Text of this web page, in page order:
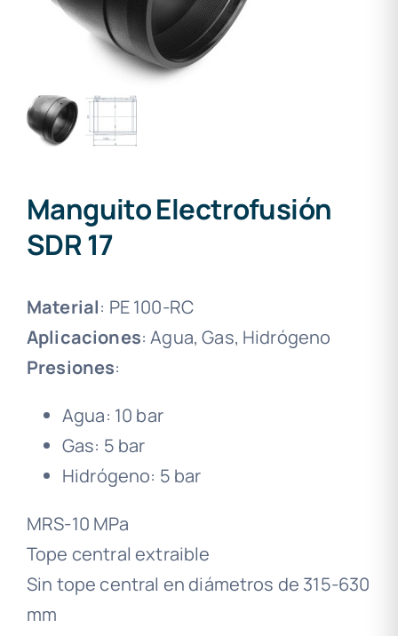
Manguito Electrofusión
SDR 17
Material: PE 100-RC
Aplicaciones: Agua, Gas, Hidrógeno
Presiones:
Agua: 10 bar
Gas: 5 bar
Hidrógeno: 5 bar
MRS-10 MPa
Tope central extraible
Sin tope central en diámetros de 315-630
mm